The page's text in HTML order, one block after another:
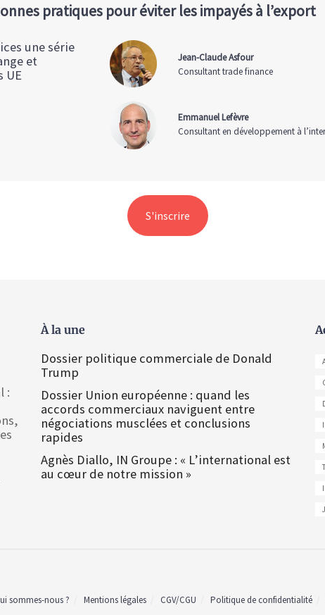
pratiques pour éviter les impayés à l’export
une série
et
UE
Jean-Claude Asfour
Consultant trade finance
Emmanuel Lefèvre
Consultant en développement à
S'inscrire
:
À la une
Dossier politique commerciale de Donald
Trump
Dossier Union européenne : quand les
accords commerciaux naviguent entre
négociations musclées et conclusions
rapides
Agnès Diallo, IN Groupe : « L’international est
au cœur de notre mission »
sommes-nous ? Mentions légales CGV/CGU Politique de confidentialité